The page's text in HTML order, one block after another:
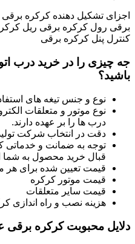
اجزای تشکیل دهنده کرکره
برقی رول کرکره برقی ریل
کنترل پنل کرکره برقی
جه چیزی را در خرید درب
باشید؟
نوع و جنس تیغه های
نوع موتور و متعلقات
درب ها را بر عهده دارند.
دقت در انتخاب شرکت
توجه به ضمانت و خدماتی
قبال خرید محصول به شما
قیمت تعیین شده برای هر
قیمت موتور کرکره
قیمت سایر متعلقات
هزینه نصب و راه اندازی
دلایل محبوبت کرکره برقی